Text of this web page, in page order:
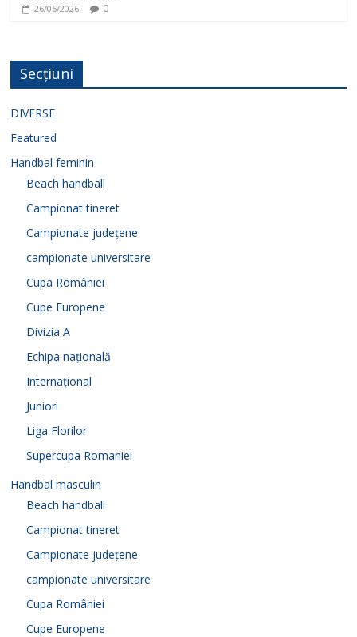
26/06/2026 0
Secțiuni
DIVERSE
Featured
Handbal feminin
Beach handball
Campionat tineret
Campionate județene
campionate universitare
Cupa României
Cupe Europene
Divizia A
Echipa națională
Internațional
Juniori
Liga Florilor
Supercupa Romaniei
Handbal masculin
Beach handball
Campionat tineret
Campionate județene
campionate universitare
Cupa României
Cupe Europene